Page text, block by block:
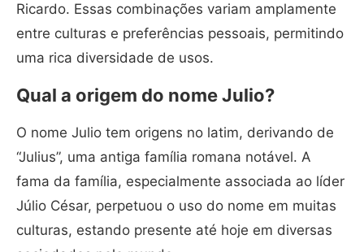
Ricardo. Essas combinações variam amplamente
entre culturas e preferências pessoais, permitindo
uma rica diversidade de usos.
Qual a origem do nome Julio?
O nome Julio tem origens no latim, derivando de
“Julius”, uma antiga família romana notável. A
fama da família, especialmente associada ao líder
Júlio César, perpetuou o uso do nome em muitas
culturas, estando presente até hoje em diversas